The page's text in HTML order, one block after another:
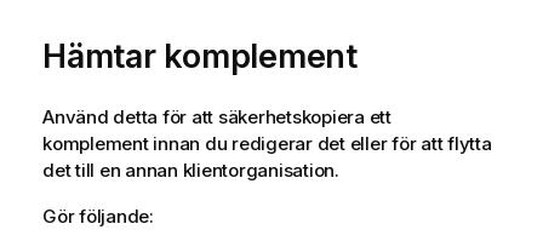
m
a
i
o
n
Hämtar komplement
Använd detta för att säkerhetskopiera ett
komplement innan du redigerar det eller för att flytta
det till en annan klientorganisation.
Gör följande: